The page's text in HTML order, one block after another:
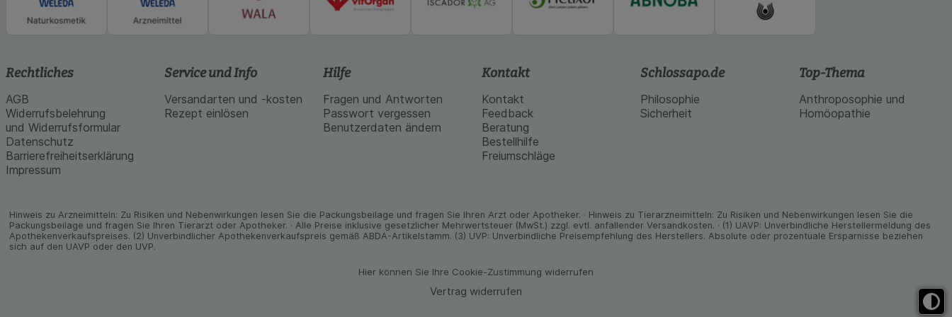
Rechtliches
AGB
Widerrufsbelehrung
und Widerrufsformular
Datenschutz
Barrierefreiheitserklärung
Impressum
Service und Info
Versandarten und -kosten
Rezept einlösen
Hilfe
Fragen und Antworten
Passwort vergessen
Benutzerdaten ändern
Kontakt
Kontakt
Feedback
Beratung
Bestellhilfe
Freiumschläge
Schlossapo.de
Philosophie
Sicherheit
Top-Thema
Anthroposophie und
Homöopathie
Hinweis zu Arzneimitteln: Zu Risiken und Neben­wirkungen lesen Sie die Packungs­beilage und fragen Sie Ihren Arzt oder Apo­theker. · Hinweis zu Tier­arz­nei­mitteln: Zu Risiken und Neben­wirkungen lesen Sie die
Packungs­beilage und fragen Sie Ihren Tier­arzt oder Apo­theker. · Alle Preise inklusive gesetz­licher Mehrwertsteuer (MwSt.) zzgl. evtl. anfallender Versand­kosten. · (1) UAVP: Unverbindliche Herstellermeldung des
Apothekenverkaufspreises. (2) Unverbindlicher Apothekenverkaufspreis gemäß ABDA-Artikelstamm. (3) UVP: Unverbindliche Preisempfehlung des Herstellers. Absolute oder prozentuale Ersparnisse beziehen
sich auf den UAVP oder den UVP.
Hier können Sie Ihre Cookie-Zustimmung widerrufen
Vertrag widerrufen